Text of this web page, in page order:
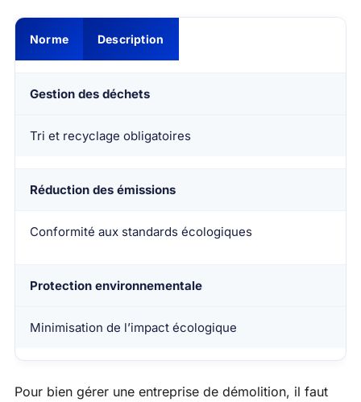
Norme Description
Gestion des déchets
Tri et recyclage obligatoires
Réduction des émissions
Conformité aux standards écologiques
Protection environnementale
Minimisation de l’impact écologique
Pour bien gérer une entreprise de démolition, il faut